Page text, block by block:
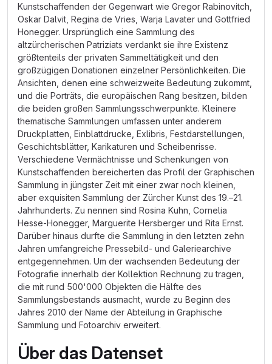
Kunstschaffenden der Gegenwart wie Gregor Rabinovitch,
Oskar Dalvit, Regina de Vries, Warja Lavater und Gottfried
Honegger. Ursprünglich eine Sammlung des
altzürcherischen Patriziats verdankt sie ihre Existenz
größtenteils der privaten Sammeltätigkeit und den
großzügigen Donationen einzelner Persönlichkeiten. Die
Ansichten, denen eine schweizweite Bedeutung zukommt,
und die Porträts, die europäischen Rang besitzen, bilden
die beiden großen Sammlungsschwerpunkte. Kleinere
thematische Sammlungen umfassen unter anderem
Druckplatten, Einblattdrucke, Exlibris, Festdarstellungen,
Geschichtsblätter, Karikaturen und Scheibenrisse.
Verschiedene Vermächtnisse und Schenkungen von
Kunstschaffenden bereicherten das Profil der Graphischen
Sammlung in jüngster Zeit mit einer zwar noch kleinen,
aber exquisiten Sammlung der Zürcher Kunst des 19.–21.
Jahrhunderts. Zu nennen sind Rosina Kuhn, Cornelia
Hesse-Honegger, Marguerite Hersberger und Rita Ernst.
Darüber hinaus durfte die Sammlung in den letzten zehn
Jahren umfangreiche Pressebild- und Galeriearchive
entgegennehmen. Um der wachsenden Bedeutung der
Fotografie innerhalb der Kollektion Rechnung zu tragen,
die mit rund 500'000 Objekten die Hälfte des
Sammlungsbestands ausmacht, wurde zu Beginn des
Jahres 2010 der Name der Abteilung in Graphische
Sammlung und Fotoarchiv erweitert.
Über das Datenset